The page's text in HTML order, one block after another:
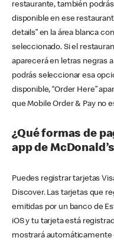
restaurante, también
disponible en ese
details” en la área blanca
seleccionado. Si el
aparecerá en letras negras
podrás seleccionar esa
disponible, “Order Here”
que Mobile Order & Pay no
¿Qué formas de
app de
Puedes registrar tarjetas
Discover. Las tarjetas que
emitidas por un banco de
iOS y tu tarjeta está
mostrará automáticamente